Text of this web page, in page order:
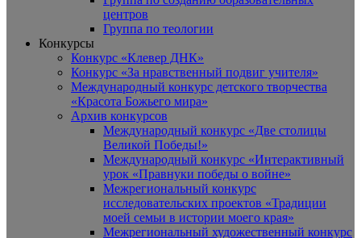
центров
Группа по теологии
Конкурсы
Конкурс «Клевер ДНК»
Конкурс «За нравственный подвиг учителя»
Международный конкурс детского творчества
«Красота Божьего мира»
Архив конкурсов
Международный конкурс «Две столицы
Великой Победы!»
Международный конкурс «Интерактивный
урок «Правнуки победы о войне»
Межрегиональный конкурс
исследовательских проектов «Традиции
моей семьи в истории моего края»
Межрегиональный художественный конкурс